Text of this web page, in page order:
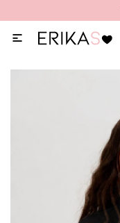
